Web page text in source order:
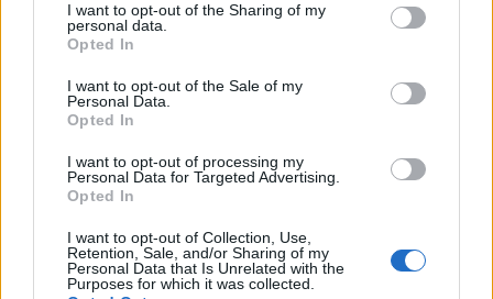
I want to opt-out of the Sharing of my
personal data.
Opted In
I want to opt-out of the Sale of my
Personal Data.
Opted In
I want to opt-out of processing my
Personal Data for Targeted Advertising.
Opted In
I want to opt-out of Collection, Use,
Retention, Sale, and/or Sharing of my
Personal Data that Is Unrelated with the
Purposes for which it was collected.
συμπόρευσής της με το ΠΑΣΟΚ-ΚΙΝΑΛ έγινε κατά τη συνάντησή
της, το μεσημέρι, με τον πρόεδρο του...
Σελίδα 1 από 33
ΡΟΗ ΕΙΔΗΣΕΩΝ
ΗΠΑ: Επιτροπή της Γερουσίας προτείνει άσκηση
διώξεων σε βάρος του πρώην συμβούλου για την